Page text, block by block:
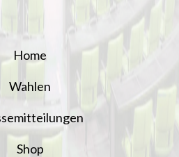
Home
Wahlen
Shop